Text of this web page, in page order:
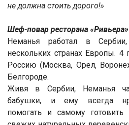
не должна стоить дорого!»
Шеф-повар ресторана
Неманья работал в
нескольких странах Европы. 4
Россию (Москва, Орел,
Белгороде.
Живя в Сербии, Неманья
бабушки, и ему всегда
помогать и самому готовить